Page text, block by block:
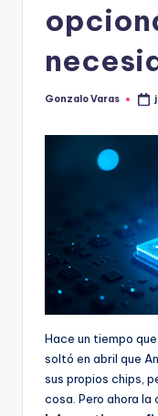
Publicado
Gonzalo Varas
Hace un tiempo
soltó en abril que
sus propios chips,
cosa. Pero ahora la